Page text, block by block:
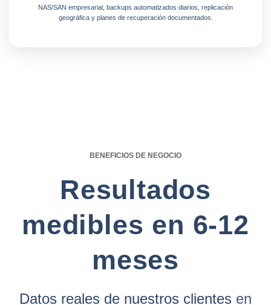
NAS/SAN empresarial, backups automatizados diarios, replicación
geográfica y planes de recuperación documentados.
BENEFICIOS DE NEGOCIO
Resultados
medibles en 6-12
meses
Datos reales de nuestros clientes en